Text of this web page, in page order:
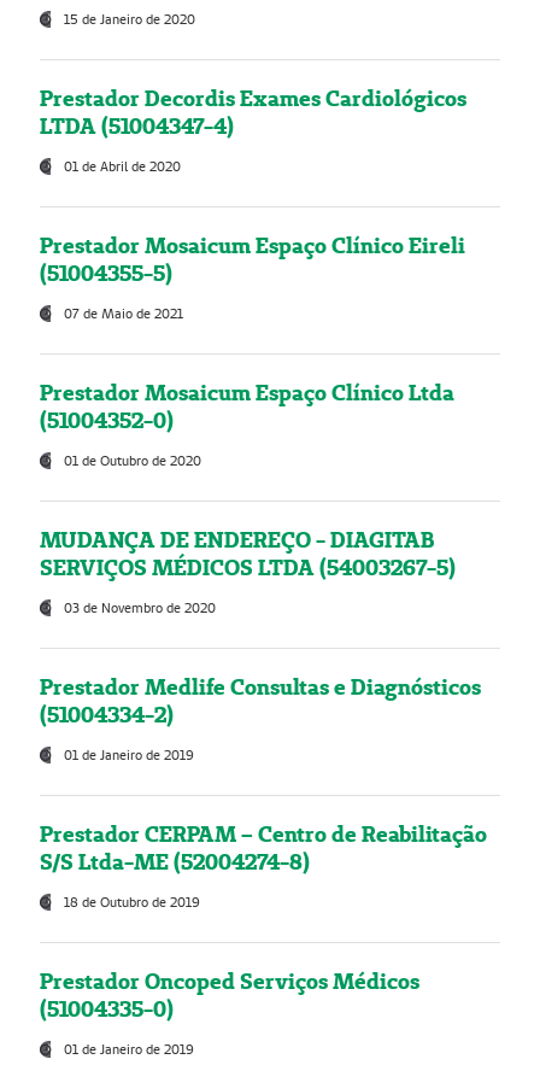
15 de Janeiro de 2020
Prestador Decordis Exames Cardiológicos
LTDA (51004347-4)
01 de Abril de 2020
Prestador Mosaicum Espaço Clínico Eireli
(51004355-5)
07 de Maio de 2021
Prestador Mosaicum Espaço Clínico Ltda
(51004352-0)
01 de Outubro de 2020
MUDANÇA DE ENDEREÇO - DIAGITAB
SERVIÇOS MÉDICOS LTDA (54003267-5)
03 de Novembro de 2020
Prestador Medlife Consultas e Diagnósticos
(51004334-2)
01 de Janeiro de 2019
Prestador CERPAM – Centro de Reabilitação
S/S Ltda-ME (52004274-8)
18 de Outubro de 2019
Prestador Oncoped Serviços Médicos
(51004335-0)
01 de Janeiro de 2019